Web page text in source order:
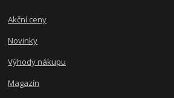
Akční ceny
Novinky
Výhody nákupu
Magazín